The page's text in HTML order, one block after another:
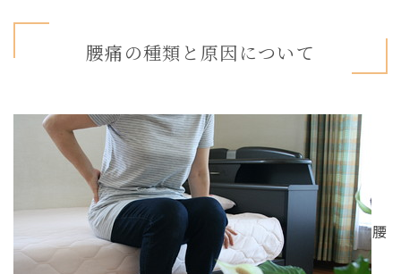
腰痛の種類と原因について
腰